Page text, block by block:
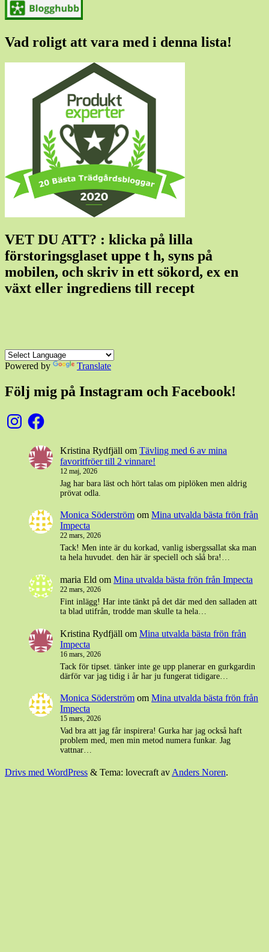
Vad roligt att vara med i denna lista!
VET DU ATT? : klicka på lilla
förstoringsglaset uppe t h, syns på
mobilen, och skriv in ett sökord, ex en
växt eller ingrediens till recept
Powered by Translate
Följ mig på Instagram och Facebook!
InstagramFacebook
Kristina Rydfjäll om Tävling med 6 av mina
favoritfröer till 2 vinnare!
12 maj, 2026
Jag har bara läst och hört talas om piplöken men aldrig
prövat odla.
Monica Söderström om Mina utvalda bästa frön från
Impecta
22 mars, 2026
Tack! Men inte är du korkad, vanlig isbergssallat ska man
ta hela huvudet. den här är speciell och såå bra!…
maria Eld om Mina utvalda bästa frön från Impecta
22 mars, 2026
Fint inlägg! Har inte tänkt på det där med den salladen att
ta blad utifrån, trodde man skulle ta hela…
Kristina Rydfjäll om Mina utvalda bästa frön från
Impecta
16 mars, 2026
Tack för tipset. tänker inte ge upp planerar en gurkgardin
därför var jag tidig i år har ju fungerat tidigare…
Monica Söderström om Mina utvalda bästa frön från
Impecta
15 mars, 2026
Vad bra att jag får inspirera! Gurka har jag också haft
problem med, men min metod numera funkar. Jag
vattnar…
Drivs med WordPress & Tema: lovecraft av Anders Noren.